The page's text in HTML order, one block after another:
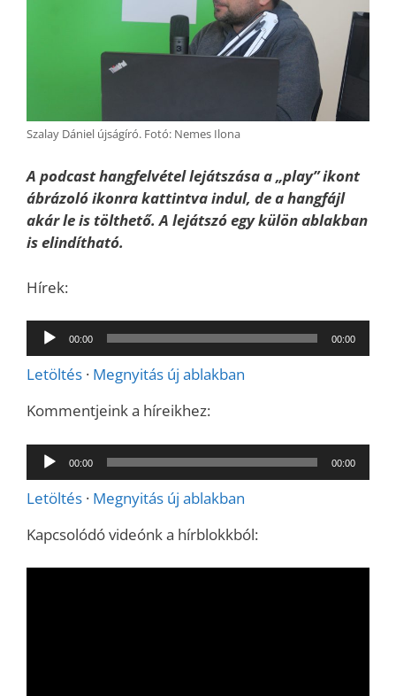
Szalay Dániel újságíró. Fotó: Nemes Ilona
A podcast hangfelvétel lejátszása a „play” ikont
ábrázoló ikonra kattintva indul, de a hangfájl
akár le is tölthető. A lejátszó egy külön ablakban
is elindítható.
Hírek:
Audió
lejátszó
00:00 00:00
Letöltés · Megnyitás új ablakban
Kommentjeink a híreikhez:
Audió
lejátszó
00:00 00:00
Letöltés · Megnyitás új ablakban
Kapcsolódó videónk a hírblokkból: